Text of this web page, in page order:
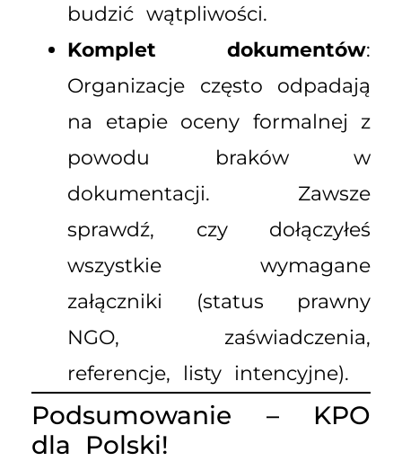
budzić wątpliwości.
Komplet dokumentów:
Organizacje często odpadają
na etapie oceny formalnej z
powodu braków w
dokumentacji. Zawsze
sprawdź, czy dołączyłeś
wszystkie wymagane
załączniki (status prawny
NGO, zaświadczenia,
referencje, listy intencyjne).
Podsumowanie – KPO
dla Polski!